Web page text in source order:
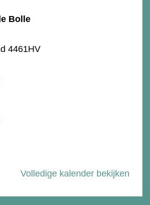
Bolle
4461HV
Volledige kalender bekijken